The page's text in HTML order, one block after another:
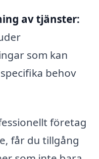
av tjänster:
som kan
behov
företag
får du tillgång